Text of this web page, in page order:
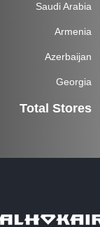
Saudi Arabia
Armenia
Azerbaijan
Georgia
Total Stores